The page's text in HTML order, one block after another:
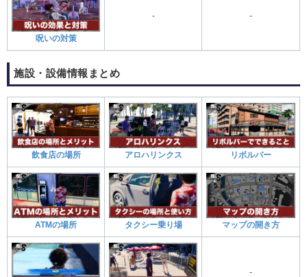
呪いの対策
‐ ‐
施設・設備情報まとめ
飲食店の場所 アロハリンクス リボルバー
ATMの場所 タクシー乗り場 マップの開き方
-